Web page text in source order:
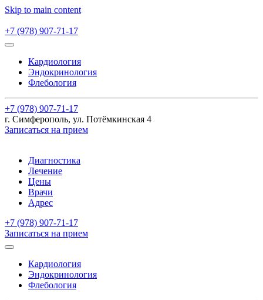
Skip to main content
+7 (978) 907-71-17
Кардиология
Эндокринология
Флебология
+7 (978) 907-71-17
г. Симферополь, ул. Потёмкинская 4
Записаться на прием
Диагностика
Лечение
Цены
Врачи
Адрес
+7 (978) 907-71-17
Записаться на прием
Кардиология
Эндокринология
Флебология